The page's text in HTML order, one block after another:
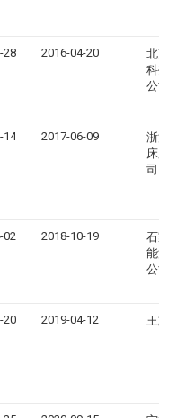
28 2016-04-20
北京
科技
公司
14 2017-06-09
浙江
床股
司
02 2018-10-19
石家
能源
公司
20 2019-04-12 王志